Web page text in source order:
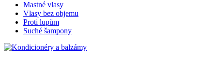
Mastné vlasy
Vlasy bez objemu
Proti lupům
Suché šampony